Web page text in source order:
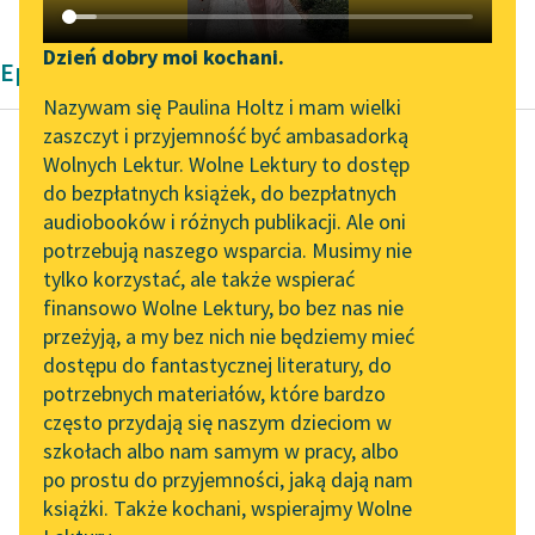
Katalog DAISY
Podkasty o książkach
Zgłoś brak utworu
Aktualności
„Prokurator Alicja Horn”
do słuchania
Byliśmy częścią AI Impact
Lab
Zapraszamy na spotkanie
online z tłumaczkami
literatury skandynawskiej
Spotkanie z Katarzyną
Tunkiel w Oslo
102. lata temu zmarł
Joseph Conrad
Narzędzia
Mapa Wolnych Lektur
Leśmianator
Przewodnik dla piszących i
czytających
API
OAI-PMH
Widget Wolnych Lektur
Przypisy
Dzień dobry moi kochani.
Nazywam się Paulina Holtz i mam wielki
zaszczyt i przyjemność być ambasadorką
Wolnych Lektur. Wolne Lektury to dostęp
do bezpłatnych książek, do bezpłatnych
audiobooków i różnych publikacji. Ale oni
potrzebują naszego wsparcia. Musimy nie
tylko korzystać, ale także wspierać
finansowo Wolne Lektury, bo bez nas nie
przeżyją, a my bez nich nie będziemy mieć
dostępu do fantastycznej literatury, do
potrzebnych materiałów, które bardzo
często przydają się naszym dzieciom w
szkołach albo nam samym w pracy, albo
po prostu do przyjemności, jaką dają nam
książki. Także kochani, wspierajmy Wolne
Epika Jean Webster
Jean Webster
Tajemniczy
opiekun
Śnił mi się
tej nocy
przezabawny
sen. Śniłam,
że wchodzę
do księgarni
i że subiekt...